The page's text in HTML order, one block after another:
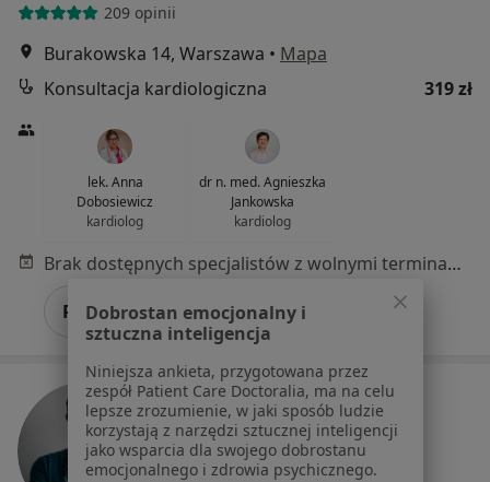
209 opinii
Burakowska 14, Warszawa • Mapa
Konsultacja kardiologiczna
319 zł
lek. Anna
Dobosiewicz
kardiolog
dr n. med. Agnieszka
Jankowska
kardiolog
Brak dostępnych specjalistów z wolnymi terminami w tym centrum medycznym.
Pokaż profil
Dobrostan emocjonalny i
sztuczna inteligencja
Niniejsza ankieta, przygotowana przez
zespół Patient Care Doctoralia, ma na celu
lepsze zrozumienie, w jaki sposób ludzie
korzystają z narzędzi sztucznej inteligencji
jako wsparcia dla swojego dobrostanu
emocjonalnego i zdrowia psychicznego.